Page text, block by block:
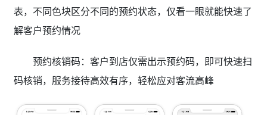
表，不同色块区分不同的预约状态，仅看一眼就能快速了
解客户预约情况
预约核销码：客户到店仅需出示预约码，即可快速扫
码核销，服务接待高效有序，轻松应对客流高峰